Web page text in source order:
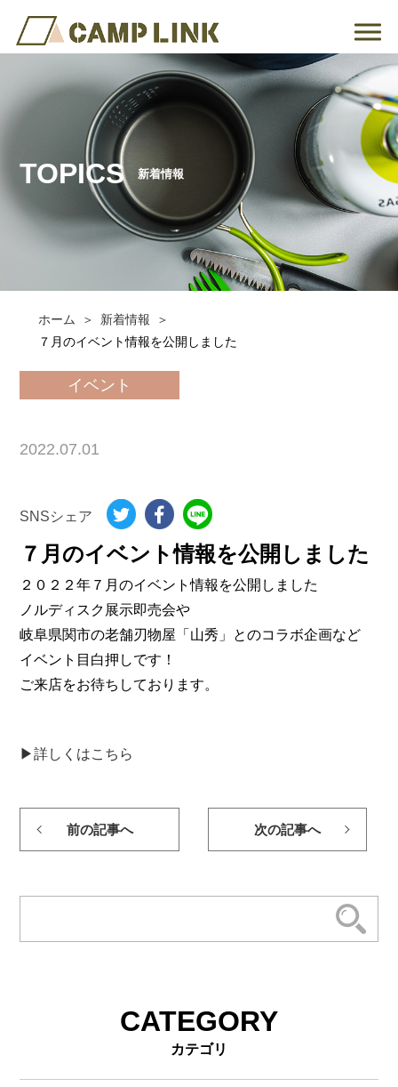
TOPICS 新着情報
ホーム
新着情報
７月のイベント情報を公開しました
イベント
2022.07.01
SNSシェア
７月のイベント情報を公開しました
２０２２年７月のイベント情報を公開しました
ノルディスク展示即売会や
岐阜県関市の老舗刃物屋「山秀」とのコラボ企画など
イベント目白押しです！
ご来店をお待ちしております。
▶詳しくはこちら
前の記事へ 次の記事へ
CATEGORY
カテゴリ